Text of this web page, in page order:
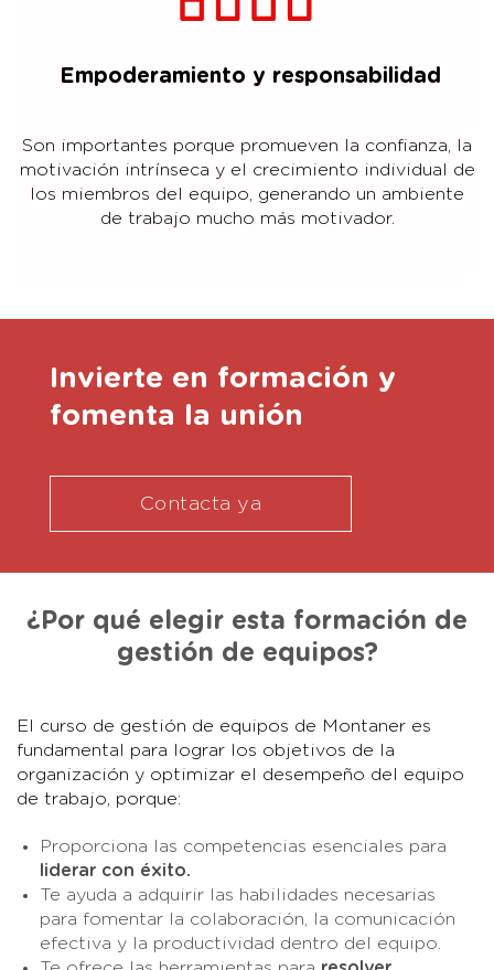
Empoderamiento y responsabilidad
Son importantes porque promueven la confianza, la
motivación intrínseca y el crecimiento individual de
los miembros del equipo, generando un ambiente
de trabajo mucho más motivador.
Invierte en formación y
fomenta la unión
Contacta ya
¿Por qué elegir esta formación de
gestión de equipos?
El curso de gestión de equipos de Montaner es
fundamental para lograr los objetivos de la
organización y optimizar el desempeño del equipo
de trabajo, porque:
Proporciona las competencias esenciales para
liderar con éxito.
Te ayuda a adquirir las habilidades necesarias
para fomentar la colaboración, la comunicación
efectiva y la productividad dentro del equipo.